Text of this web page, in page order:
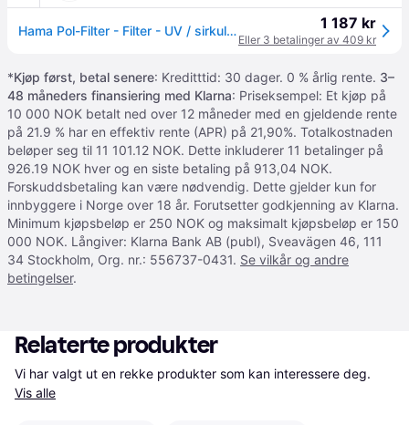
Hama Pol-Filter - Filter - UV / sirkulærpolarisator - 62 mm 1 187 kr
Eller 3 betalinger av 409 kr
*Kjøp først, betal senere: Kreditttid: 30 dager. 0 % årlig rente. 3–
48 måneders finansiering med Klarna: Priseksempel: Et kjøp på
10 000 NOK betalt ned over 12 måneder med en gjeldende rente
på 21.9 % har en effektiv rente (APR) på 21,90%. Totalkostnaden
beløper seg til 11 101.12 NOK. Dette inkluderer 11 betalinger på
926.19 NOK hver og en siste betaling på 913,04 NOK.
Forskuddsbetaling kan være nødvendig. Dette gjelder kun for
innbyggere i Norge over 18 år. Forutsetter godkjenning av Klarna.
Minimum kjøpsbeløp er 250 NOK og maksimalt kjøpsbeløp er 150
000 NOK. Långiver: Klarna Bank AB (publ), Sveavägen 46, 111
34 Stockholm, Org. nr.: 556737-0431. Se vilkår og andre
betingelser.
Relaterte produkter
Vis alle